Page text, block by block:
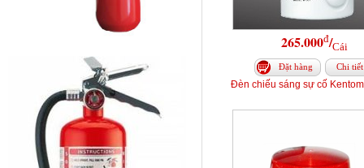
265.000đ/Cái
Đặt hàng Chi tiết
Đèn chiếu sáng sự cố